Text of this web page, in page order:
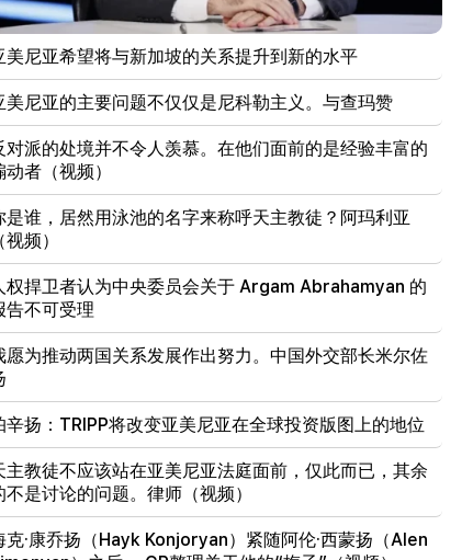
19:34
胡塞武装袭击了也门的马哈港。至少七人死亡 - 媒体
19:00
为了报仇，他们武装起来，伏击了兄弟俩的店铺。埃
奇米阿津的报复行为被阻止
18:34
亚美尼亚希望将与新加坡的关系提升到新的水平
18:00
我们将在很长一段时间内告别+35°C以上的气温。阿
齐兹扬
17:34
亚美尼亚的天气将发生巨大变化
17:00
亚美尼亚使徒圣教会对国家税收委员会提起诉讼
16:34
达什塔万战斗的新细节。有逮捕行动
美尼亚希望将与新加坡的关系提升到新的水平
美尼亚的主要问题不仅仅是尼科勒主义。与查玛赞
对派的处境并不令人羡慕。在他们面前的是经验丰富的
动者（视频）
是谁，居然用泳池的名字来称呼天主教徒？阿玛利亚
（视频）
权捍卫者认为中央委员会关于 Argam Abrahamyan 的
告不可受理
愿为推动两国关系发展作出努力。中国外交部长米尔佐
辛扬：TRIPP将改变亚美尼亚在全球投资版图上的地位
主教徒不应该站在亚美尼亚法庭面前，仅此而已，其余
不是讨论的问题。律师（视频）
克·康乔扬（Hayk Konjoryan）紧随阿伦·西蒙扬（Alen